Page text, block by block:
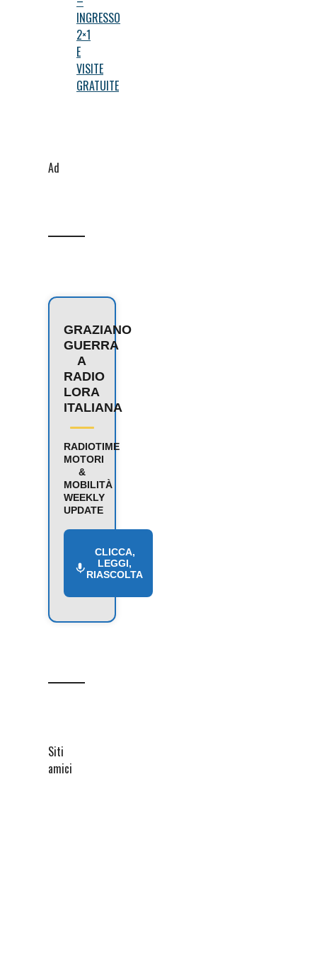
INGRESSO
2×1
E
VISITE
GRATUITE
Ad
GRAZIANO
GUERRA
A
RADIO
LORA
ITALIANA
RADIOTIME
MOTORI
&
MOBILITÀ
WEEKLY
UPDATE
CLICCA,
LEGGI,
RIASCOLTA
Siti
amici